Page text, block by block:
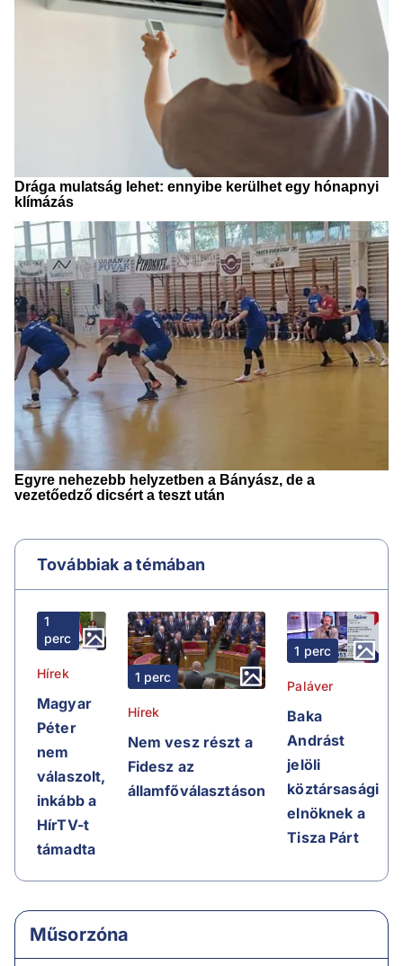
Továbbiak a témában
1
perc
Hírek
Magyar
Péter
nem
válaszolt,
inkább a
HírTV-t
támadta
1 perc
Hírek
Nem vesz részt a
Fidesz az
államfőválasztáson
1 perc
Paláver
Baka
Andrást
jelöli
köztársasági
elnöknek a
Tisza Párt
Műsorzóna